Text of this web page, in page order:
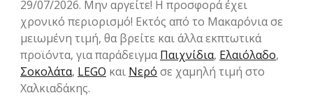
29/07/2026. Μην αργείτε! Η προσφορά έχει
χρονικό περιορισμό! Εκτός από το Μακαρόνια σε
μειωμένη τιμή, θα βρείτε και άλλα εκπτωτικά
προϊόντα, για παράδειγμαΠαιχνίδια, Ελαιόλαδο,
Σοκολάτα, LEGO και Νερό σε χαμηλή τιμή στο
Χαλκιαδάκης.